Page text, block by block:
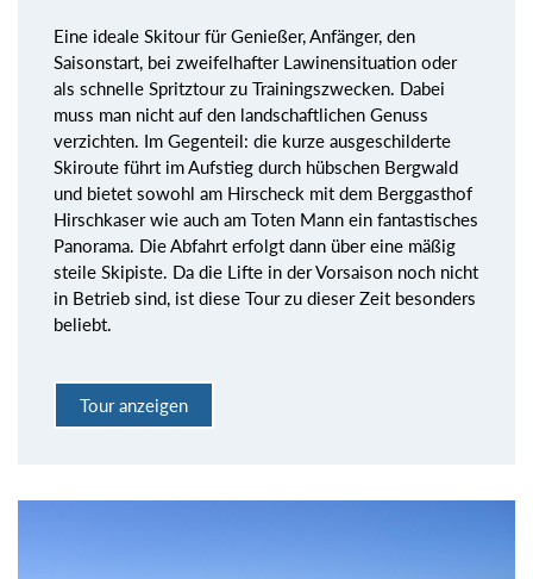
Eine ideale Skitour für Genießer, Anfänger, den
Saisonstart, bei zweifelhafter Lawinensituation oder
als schnelle Spritztour zu Trainingszwecken. Dabei
muss man nicht auf den landschaftlichen Genuss
verzichten. Im Gegenteil: die kurze ausgeschilderte
Skiroute führt im Aufstieg durch hübschen Bergwald
und bietet sowohl am Hirscheck mit dem Berggasthof
Hirschkaser wie auch am Toten Mann ein fantastisches
Panorama. Die Abfahrt erfolgt dann über eine mäßig
steile Skipiste. Da die Lifte in der Vorsaison noch nicht
in Betrieb sind, ist diese Tour zu dieser Zeit besonders
beliebt.
Tour anzeigen